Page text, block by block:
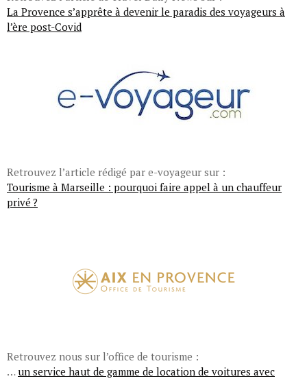
La Provence s’apprête à devenir le paradis des voyageurs à
l’ère post-Covid
Retrouvez l’article rédigé par e-voyageur sur :
Tourisme à Marseille : pourquoi faire appel à un chauffeur
privé ?
Retrouvez nous sur l’office de tourisme :
…un service haut de gamme de location de voitures avec